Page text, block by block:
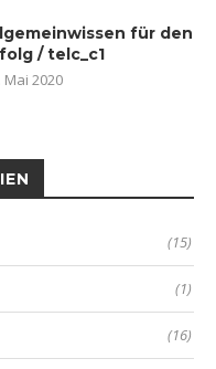
für den
/ telc_c1
Mai 2020
(15)
(1)
(16)